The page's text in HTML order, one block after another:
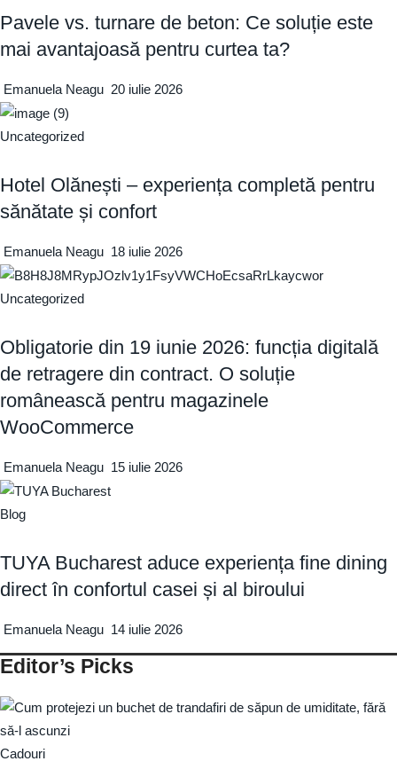
Pavele vs. turnare de beton: Ce soluție este
mai avantajoasă pentru curtea ta?
Emanuela Neagu 20 iulie 2026
Uncategorized
Hotel Olănești – experiența completă pentru
sănătate și confort
Emanuela Neagu 18 iulie 2026
Uncategorized
Obligatorie din 19 iunie 2026: funcția digitală
de retragere din contract. O soluție
românească pentru magazinele
WooCommerce
Emanuela Neagu 15 iulie 2026
Blog
TUYA Bucharest aduce experiența fine dining
direct în confortul casei și al biroului
Emanuela Neagu 14 iulie 2026
Editor’s Picks
Cadouri